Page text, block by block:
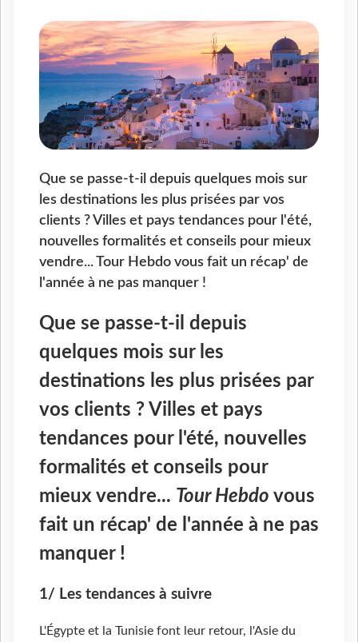
Que se passe-t-il depuis quelques mois sur
les destinations les plus prisées par vos
clients ? Villes et pays tendances pour l'été,
nouvelles formalités et conseils pour mieux
vendre... Tour Hebdo vous fait un récap' de
l'année à ne pas manquer !
Que se passe-t-il depuis
quelques mois sur les
destinations les plus prisées par
vos clients ? Villes et pays
tendances pour l'été, nouvelles
formalités et conseils pour
mieux vendre... Tour Hebdo vous
fait un récap' de l'année à ne pas
manquer !
1/ Les tendances à suivre
L'Égypte et la Tunisie font leur retour, l'Asie du